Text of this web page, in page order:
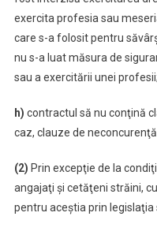
exercita profesia sau
care s-a folosit pentru
nu s-a luat măsura de
sau a exercitării unei profesii;
h) contractul să nu conţină
caz, clauze de neconcurenţă.
(2) Prin excepţie de la
angajaţi şi cetăţeni străini,
pentru aceştia prin legislaţia